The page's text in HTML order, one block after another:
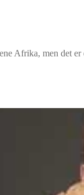
Afrika, men det